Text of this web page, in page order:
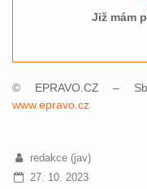
Již mám
© EPRAVO.CZ –
www.epravo.cz
redakce (jav)
27. 10. 2023